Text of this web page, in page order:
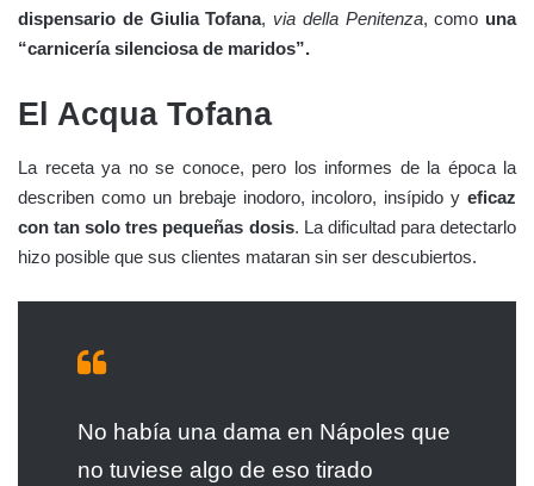
dispensario de Giulia Tofana, via della Penitenza, como una
“carnicería silenciosa de maridos”.
El Acqua Tofana
La receta ya no se conoce, pero los informes de la época la
describen como un brebaje inodoro, incoloro, insípido y eficaz
con tan solo tres pequeñas dosis. La dificultad para detectarlo
hizo posible que sus clientes mataran sin ser descubiertos.
No había una dama en Nápoles que
no tuviese algo de eso tirado